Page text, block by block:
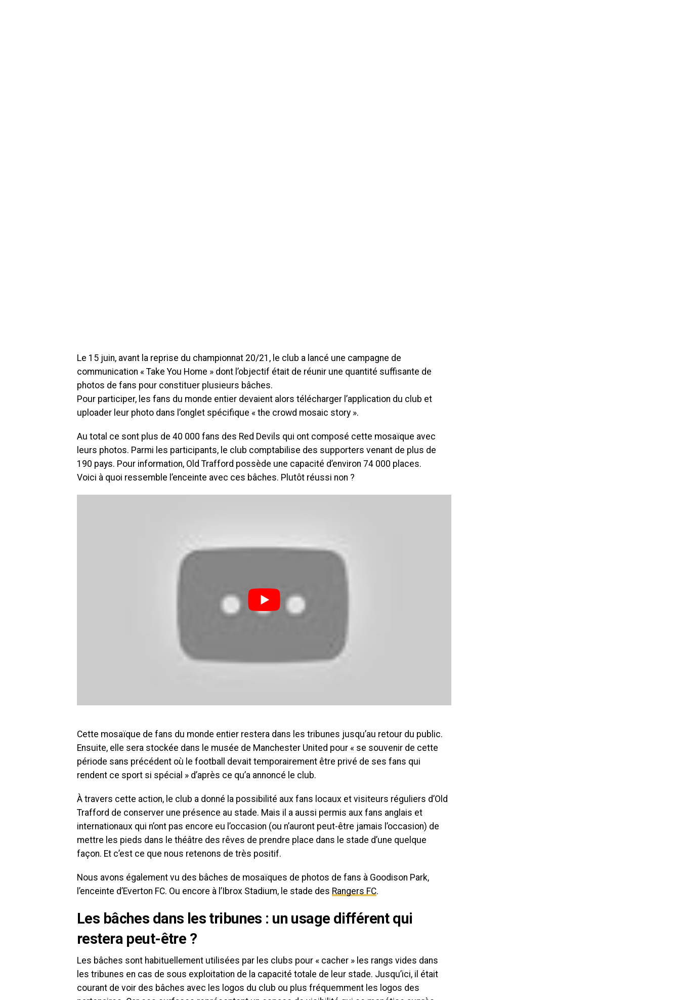
Le 15 juin, avant la reprise du championnat 20/21, le club a lancé une campagne de
communication « Take You Home » dont l’objectif était de réunir une quantité suffisante de
photos de fans pour constituer plusieurs bâches.
Pour participer, les fans du monde entier devaient alors télécharger l’application du club et
uploader leur photo dans l’onglet spécifique « the crowd mosaic story ».
Au total ce sont plus de 40 000 fans des Red Devils qui ont composé cette mosaïque avec
leurs photos. Parmi les participants, le club comptabilise des supporters venant de plus de
190 pays. Pour information, Old Trafford possède une capacité d’environ 74 000 places.
Voici à quoi ressemble l’enceinte avec ces bâches. Plutôt réussi non ?
Cette mosaïque de fans du monde entier restera dans les tribunes jusqu’au retour du public.
Ensuite, elle sera stockée dans le musée de Manchester United pour « se souvenir de cette
période sans précédent où le football devait temporairement être privé de ses fans qui
rendent ce sport si spécial » d’après ce qu’a annoncé le club.
À travers cette action, le club a donné la possibilité aux fans locaux et visiteurs réguliers d’Old
Trafford de conserver une présence au stade. Mais il a aussi permis aux fans anglais et
internationaux qui n’ont pas encore eu l’occasion (ou n’auront peut-être jamais l’occasion) de
mettre les pieds dans le théâtre des rêves de prendre place dans le stade d’une quelque
façon. Et c’est ce que nous retenons de très positif.
Nous avons également vu des bâches de mosaïques de photos de fans à Goodison Park,
l’enceinte d’Everton FC. Ou encore à l’Ibrox Stadium, le stade des Rangers FC.
Les bâches dans les tribunes : un usage différent qui
restera peut-être ?
Les bâches sont habituellement utilisées par les clubs pour « cacher » les rangs vides dans
les tribunes en cas de sous exploitation de la capacité totale de leur stade. Jusqu’ici, il était
courant de voir des bâches avec les logos du club ou plus fréquemment les logos des